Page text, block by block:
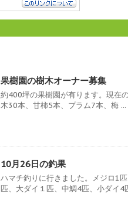
果樹園の樹木オーナー募集
約400坪の果樹園が有ります。現在
木30本、甘柿5本、プラム7本、梅 ...
10月26日の釣果
ハマチ釣りに行きました。メジロ1
匹、大ダイ１匹、中鯛4匹、小ダイ4